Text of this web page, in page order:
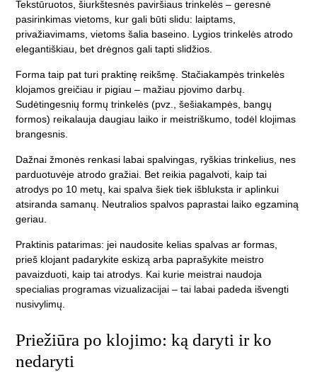
Tekstūruotos, šiurkštesnės paviršiaus trinkelės – geresnė
pasirinkimas vietoms, kur gali būti slidu: laiptams,
privažiavimams, vietoms šalia baseino. Lygios trinkelės atrodo
elegantiškiau, bet drėgnos gali tapti slidžios.
Forma taip pat turi praktinę reikšmę. Stačiakampės trinkelės
klojamos greičiau ir pigiau – mažiau pjovimo darbų.
Sudėtingesnių formų trinkelės (pvz., šešiakampės, bangų
formos) reikalauja daugiau laiko ir meistriškumo, todėl klojimas
brangesnis.
Dažnai žmonės renkasi labai spalvingas, ryškias trinkelius, nes
parduotuvėje atrodo gražiai. Bet reikia pagalvoti, kaip tai
atrodys po 10 metų, kai spalva šiek tiek išbluksta ir aplinkui
atsiranda samanų. Neutralios spalvos paprastai laiko egzaminą
geriau.
Praktinis patarimas: jei naudosite kelias spalvas ar formas,
prieš klojant padarykite eskizą arba paprašykite meistro
pavaizduoti, kaip tai atrodys. Kai kurie meistrai naudoja
specialias programas vizualizacijai – tai labai padeda išvengti
nusivylimų.
Priežiūra po klojimo: ką daryti ir ko
nedaryti